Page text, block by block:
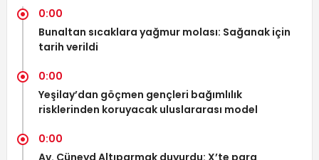
0:00
Bunaltan sıcaklara yağmur molası: Sağanak için
tarih verildi
0:00
Yeşilay’dan göçmen gençleri bağımlılık
risklerinden koruyacak uluslararası model
0:00
Av. Cüneyd Altıparmak duyurdu: X’te para